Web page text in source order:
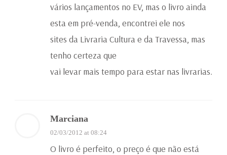
vários lançamentos no EV, mas o livro ainda
esta em pré-venda, encontrei ele nos
sites da Livraria Cultura e da Travessa, mas
tenho certeza que
vai levar mais tempo para estar nas livrarias.
Marciana
02/03/2012 at 08:24
O livro é perfeito, o preço é que não está